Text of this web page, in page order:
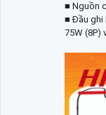
■ Nguồn
■ Đầu ghi
75W (8P)